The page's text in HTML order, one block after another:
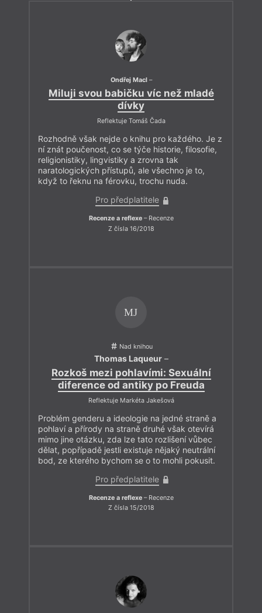
Ondřej Macl –
Miluji svou babičku víc než mladé
dívky
Reflektuje Tomáš Čada
Rozhodně však nejde o knihu pro každého. Je z
ní znát poučenost, co se týče historie, filosofie,
religionistiky, lingvistiky a zrovna tak
naratologických přístupů, ale všechno je to,
když to řeknu na férovku, trochu nuda.
Pro předplatitele
Recenze a reflexe– Recenze
Z čísla 16/2018
MJ
Nad knihou
Thomas Laqueur–
Rozkoš mezi pohlavími: Sexuální
diference od antiky po Freuda
Reflektuje Markéta Jakešová
Problém genderu a ideologie na jedné straně a
pohlaví a přírody na straně druhé však otevírá
mimo jine otázku, zda lze tato rozlišení vůbec
dělat, popřípadě jestli existuje nějaký neutrální
bod, ze kterého bychom se o to mohli pokusit.
Pro předplatitele
Recenze a reflexe– Recenze
Z čísla 15/2018